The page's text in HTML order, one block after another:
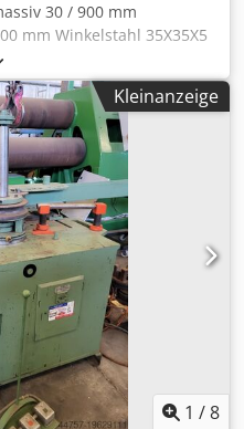
30 / 900 mm
mm Winkelstahl 35X35X5
50x6 / 600 mm
4,5
mm Gesamtleistungsbedarf
t Raumbedarf ca. 0,75 x
Elektrische Profilwalze -
Arbeiten - 1 Satz
2 Walzen sind
Walten für Durchmesser
- Fußschalter links/recht
Kleinanzeige
1 /8